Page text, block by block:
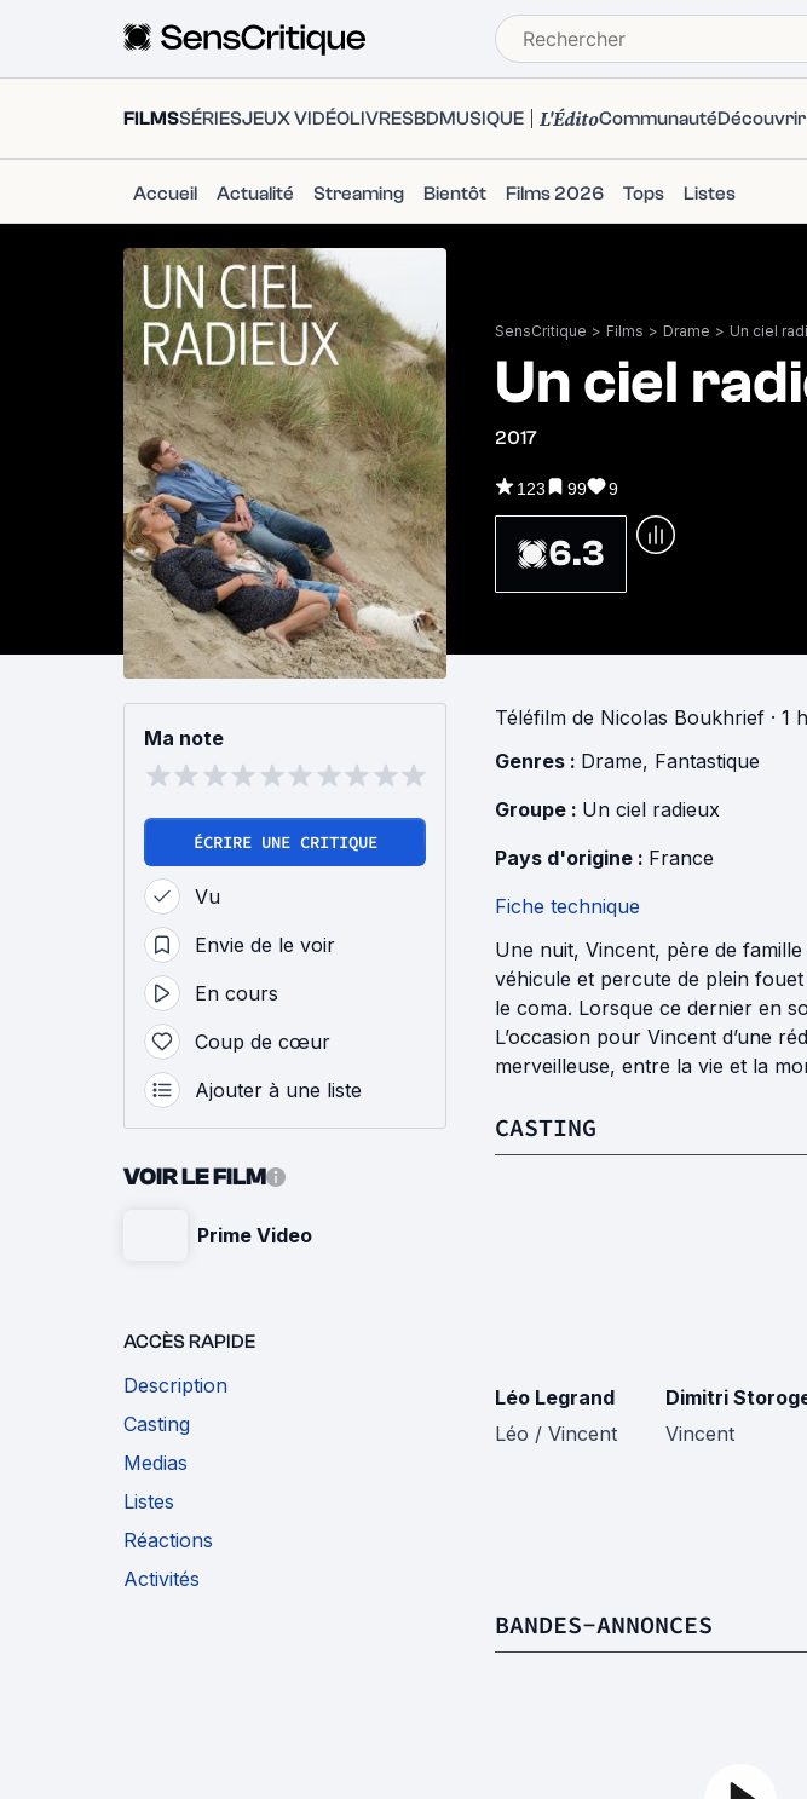
FILMSSÉRIESJEUX VIDÉOLIVRESBDMUSIQUE L'ÉditoCommunautéDécouvrir
Accueil Actualité Streaming Bientôt Films 2026 Tops Listes
SensCritique > Films > Drame > Un ciel
Un ciel
2017
123 99 9
6.3
Ma note
ÉCRIRE UNE CRITIQUE
Vu
Envie de le voir
En cours
Coup de cœur
Ajouter à une liste
VOIR LE FILM
Prime Video
ACCÈS RAPIDE
Description
Casting
Medias
Listes
Réactions
Activités
Téléfilm de Nicolas Boukhrief · 1
Genres : Drame, Fantastique
Groupe : Un ciel radieux
Pays d'origine : France
Fiche technique
Une nuit, Vincent, père de
véhicule et percute de plein
le coma. Lorsque ce dernier en
L’occasion pour Vincent d’une
merveilleuse, entre la vie et la
CASTING
Léo Legrand
Léo / Vincent
Dimitri
Vincent
BANDES-ANNONCES